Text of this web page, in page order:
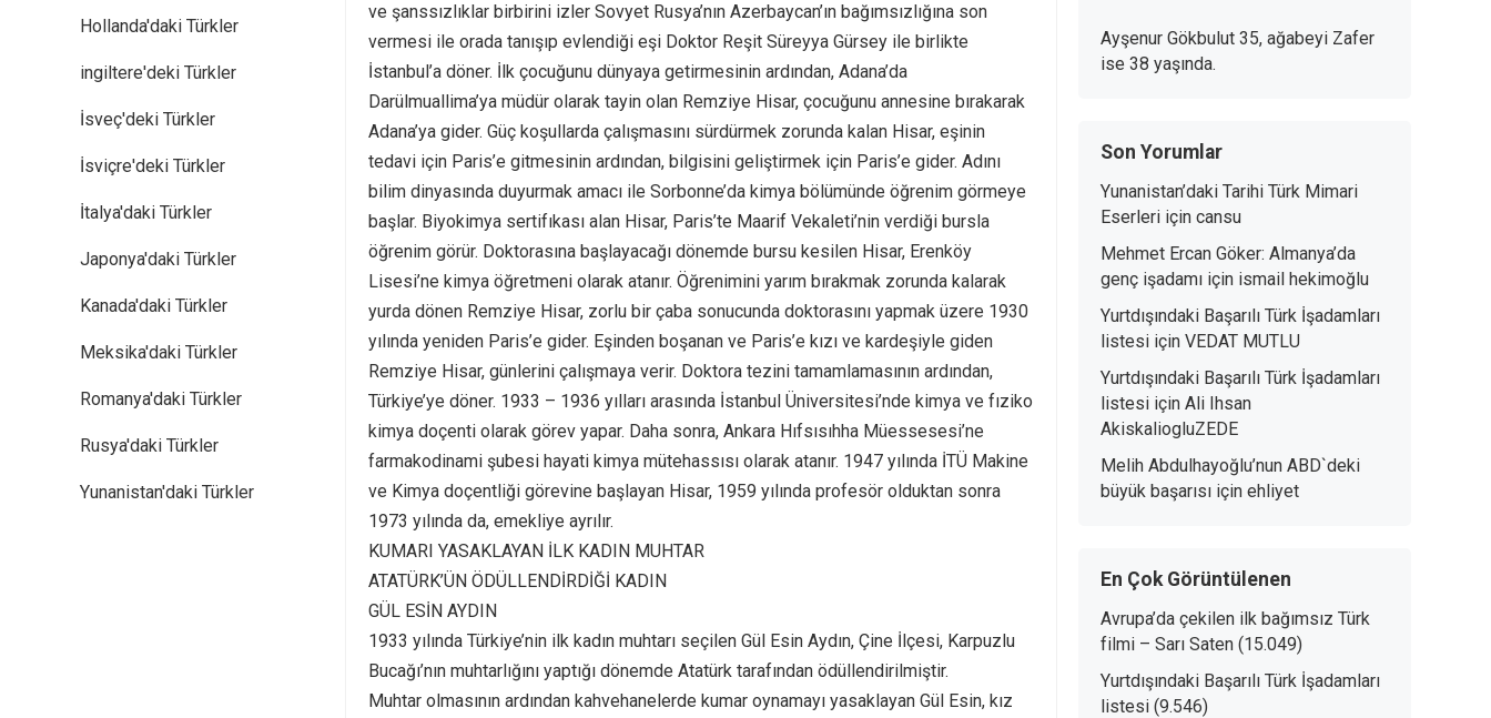
Hollanda'daki Türkler
ingiltere'deki Türkler
İsveç'deki Türkler
İsviçre'deki Türkler
İtalya'daki Türkler
Japonya'daki Türkler
Kanada'daki Türkler
Meksika'daki Türkler
Romanya'daki Türkler
Rusya'daki Türkler
Yunanistan'daki Türkler
ve şanssızlıklar birbirini izler Sovyet Rusya’nın Azerbaycan’ın bağımsızlığına son
vermesi ile orada tanışıp evlendiği eşi Doktor Reşit Süreyya Gürsey ile birlikte
İstanbul’a döner. İlk çocuğunu dünyaya getirmesinin ardından, Adana’da
Darülmuallima’ya müdür olarak tayin olan Remziye Hisar, çocuğunu annesine bırakarak
Adana’ya gider. Güç koşullarda çalışmasını sürdürmek zorunda kalan Hisar, eşinin
tedavi için Paris’e gitmesinin ardından, bilgisini geliştirmek için Paris’e gider. Adını
bilim dinyasında duyurmak amacı ile Sorbonne’da kimya bölümünde öğrenim görmeye
başlar. Biyokimya sertifıkası alan Hisar, Paris’te Maarif Vekaleti’nin verdiği bursla
öğrenim görür. Doktorasına başlayacağı dönemde bursu kesilen Hisar, Erenköy
Lisesi’ne kimya öğretmeni olarak atanır. Öğrenimini yarım bırakmak zorunda kalarak
yurda dönen Remziye Hisar, zorlu bir çaba sonucunda doktorasını yapmak üzere 1930
yılında yeniden Paris’e gider. Eşinden boşanan ve Paris’e kızı ve kardeşiyle giden
Remziye Hisar, günlerini çalışmaya verir. Doktora tezini tamamlamasının ardından,
Türkiye’ye döner. 1933 – 1936 yılları arasında İstanbul Üniversitesi’nde kimya ve fıziko
kimya doçenti olarak görev yapar. Daha sonra, Ankara Hıfsısıhha Müessesesi’ne
farmakodinami şubesi hayati kimya mütehassısı olarak atanır. 1947 yılında İTÜ Makine
ve Kimya doçentliği görevine başlayan Hisar, 1959 yılında profesör olduktan sonra
1973 yılında da, emekliye ayrılır.
KUMARI YASAKLAYAN İLK KADIN MUHTAR
ATATÜRK’ÜN ÖDÜLLENDİRDİĞİ KADIN
GÜL ESİN AYDIN
1933 yılında Türkiye’nin ilk kadın muhtarı seçilen Gül Esin Aydın, Çine İlçesi, Karpuzlu
Bucağı’nın muhtarlığını yaptığı dönemde Atatürk tarafından ödüllendirilmiştir.
Muhtar olmasının ardından kahvehanelerde kumar oynamayı yasaklayan Gül Esin, kız
Ayşenur Gökbulut 35, ağabeyi Zafer
ise 38 yaşında.
Son Yorumlar
Yunanistan’daki Tarihi Türk Mimari
Eserleri için cansu
Mehmet Ercan Göker: Almanya’da
genç işadamı için ismail hekimoğlu
Yurtdışındaki Başarılı Türk İşadamları
listesi için VEDAT MUTLU
Yurtdışındaki Başarılı Türk İşadamları
listesi için Ali Ihsan
AkiskaliogluZEDE
Melih Abdulhayoğlu’nun ABD`deki
büyük başarısı için ehliyet
En Çok Görüntülenen
Avrupa’da çekilen ilk bağımsız Türk
filmi – Sarı Saten (15.049)
Yurtdışındaki Başarılı Türk İşadamları
listesi (9.546)